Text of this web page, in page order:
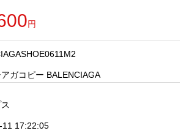
円
ガコピー BALENCIAGA
11 17:22:05